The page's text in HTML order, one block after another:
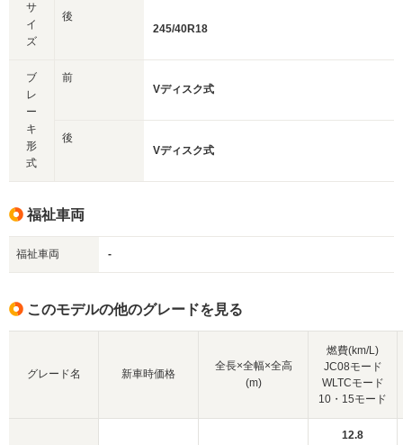
サ
イ
ズ
後
245/40R18
ブ
レ
ー
キ
形
式
前
Vディスク式
後
Vディスク式
福祉車両
福祉車両 -
このモデルの他のグレードを見る
グレード名 新車時価格
全長×全幅×全高
(m)
燃費(km/L)
JC08モード
WLTCモード
10・15モード
12.8